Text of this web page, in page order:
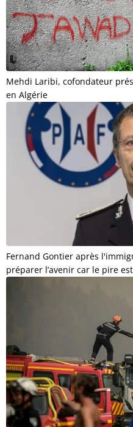
Mehdi Laribi, cofondateur
en Algérie
Fernand Gontier après
préparer l’avenir car le pire